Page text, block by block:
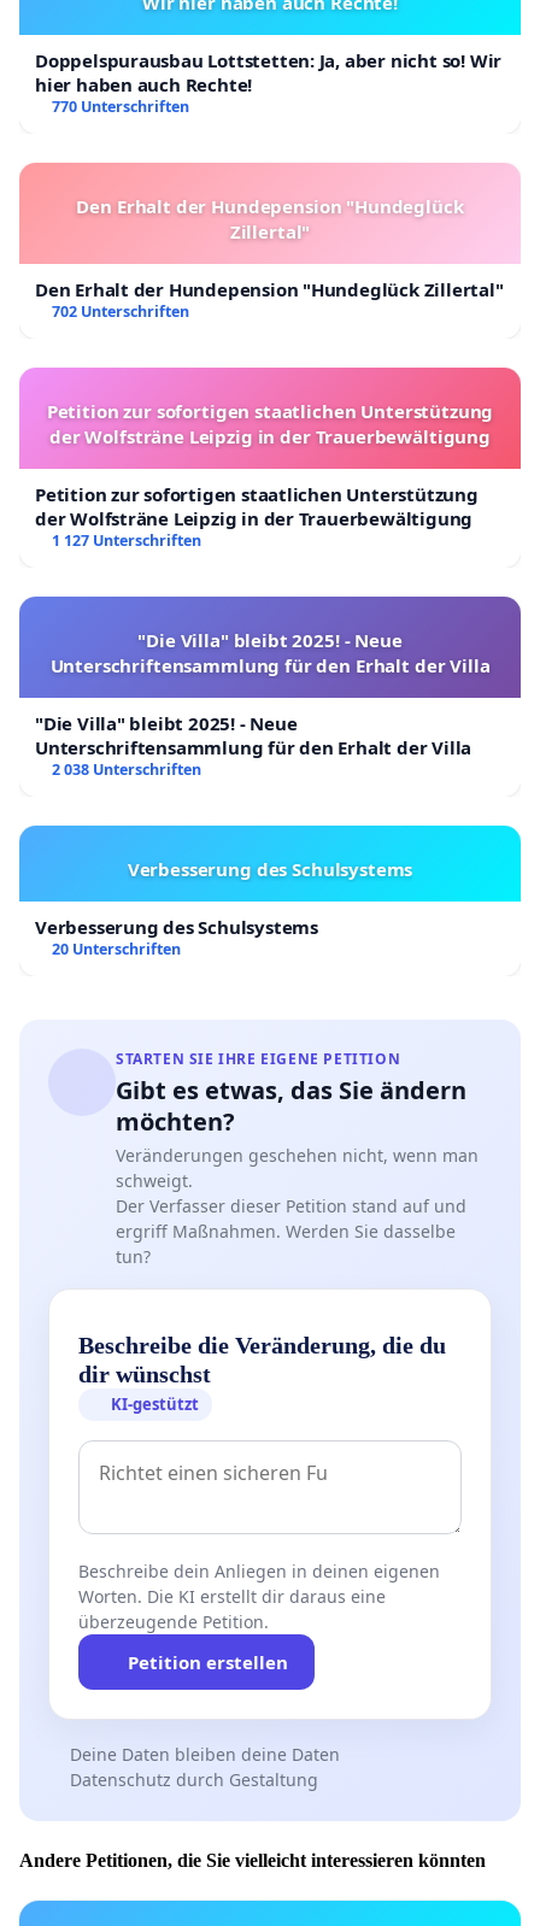
Doppelspurausbau Lottstetten: Ja, aber nicht so! Wir
hier haben auch Rechte!
770 Unterschriften
Den Erhalt der Hundepension "Hundeglück
Zillertal"
Den Erhalt der Hundepension "Hundeglück Zillertal"
702 Unterschriften
Petition zur sofortigen staatlichen Unterstützung
der Wolfsträne Leipzig in der Trauerbewältigung
Petition zur sofortigen staatlichen Unterstützung
der Wolfsträne Leipzig in der Trauerbewältigung
1 127 Unterschriften
"Die Villa" bleibt 2025! - Neue
Unterschriftensammlung für den Erhalt der Villa
"Die Villa" bleibt 2025! - Neue
Unterschriftensammlung für den Erhalt der Villa
2 038 Unterschriften
Verbesserung des Schulsystems
Verbesserung des Schulsystems
20 Unterschriften
STARTEN SIE IHRE EIGENE PETITION
Gibt es etwas, das Sie ändern
möchten?
Veränderungen geschehen nicht, wenn man
schweigt.
Der Verfasser dieser Petition stand auf und
ergriff Maßnahmen. Werden Sie dasselbe
tun?
Beschreibe die Veränderung, die du
dir wünschst
KI-gestützt
Beschreibe dein Anliegen in deinen eigenen
Worten. Die KI erstellt dir daraus eine
überzeugende Petition.
Petition erstellen
Deine Daten bleiben deine Daten
Datenschutz durch Gestaltung
Andere Petitionen, die Sie vielleicht interessieren könnten